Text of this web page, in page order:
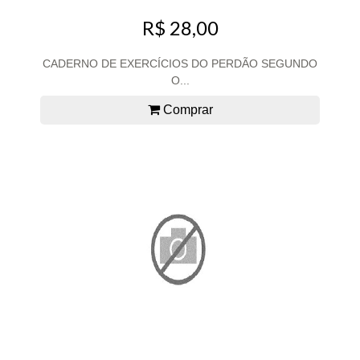
R$ 28,00
CADERNO DE EXERCÍCIOS DO PERDÃO SEGUNDO
O...
Comprar